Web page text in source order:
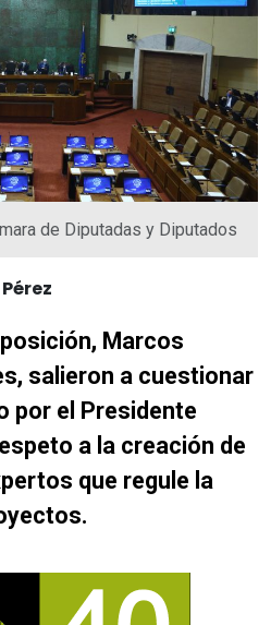
de Diputadas y Diputados
Marcos
salieron a cuestionar
por el Presidente
a la creación de
que regule la